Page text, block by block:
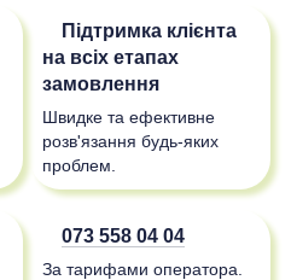
Підтримка клієнта
на всіх етапах
замовлення
Швидке та ефективне
розв'язання будь-яких
проблем.
073 558 04 04
За тарифами оператора.